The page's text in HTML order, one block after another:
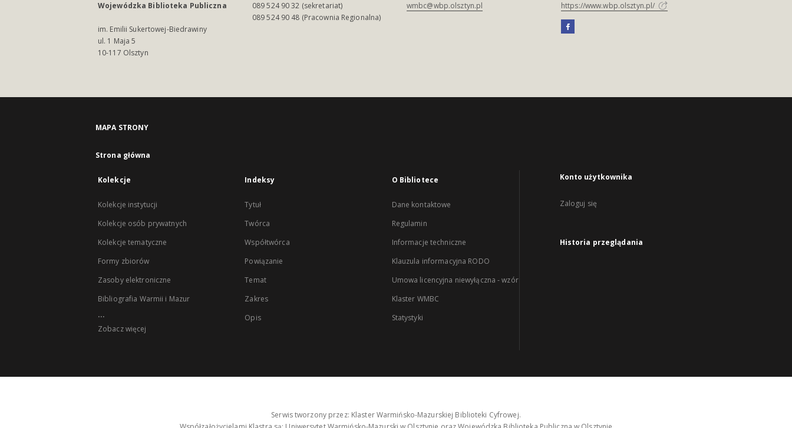
Wojewódzka Biblioteka Publiczna
im. Emilii Sukertowej-Biedrawiny
ul. 1 Maja 5
10-117 Olsztyn
089 524 90 32 (sekretariat)
089 524 90 48 (Pracownia Regionalna)
wmbc@wbp.olsztyn.pl https://www.wbp.olsztyn.pl/
MAPA STRONY
Strona główna
Kolekcje
Kolekcje instytucji
Kolekcje osób prywatnych
Kolekcje tematyczne
Formy zbiorów
Zasoby elektroniczne
Bibliografia Warmii i Mazur
...
Zobacz więcej
Indeksy
Tytuł
Twórca
Współtwórca
Powiązanie
Temat
Zakres
Opis
O Bibliotece
Dane kontaktowe
Regulamin
Informacje techniczne
Klauzula informacyjna RODO
Umowa licencyjna niewyłączna - wzór
Klaster WMBC
Statystyki
Konto użytkownika
Zaloguj się
Historia przeglądania
Serwis tworzony przez: Klaster Warmińsko-Mazurskiej Biblioteki Cyfrowej.